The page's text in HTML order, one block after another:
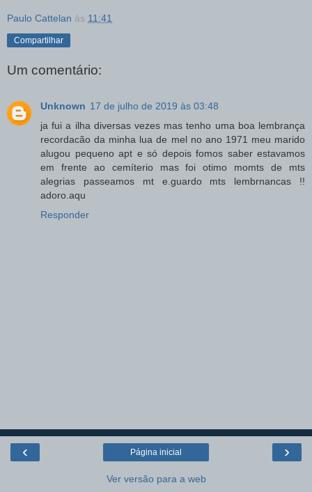
Paulo Cattelan às 11:41
Compartilhar
Um comentário:
Unknown 17 de julho de 2019 às 03:48
ja fui a ilha diversas vezes mas tenho uma boa lembrança
recordacão da minha lua de mel no ano 1971 meu marido
alugou pequeno apt e só depois fomos saber estavamos
em frente ao cemíterio mas foi otimo momts de mts
alegrias passeamos mt e.guardo mts lembrnancas !!
adoro.aqu
Responder
‹ ›
Página inicial
Ver versão para a web